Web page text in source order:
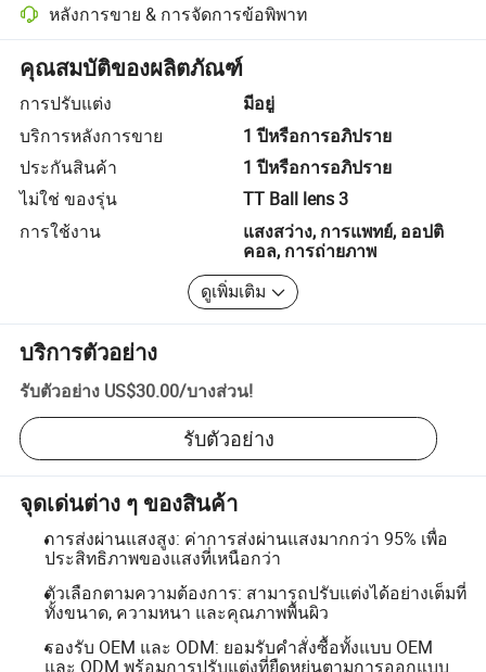
หลังการขาย & การจัดการข้อพิพาท
การแก้ไขข้อพิพาทที่ช่วยโดยแพลตฟอร์ม รวมถึงการคืนเงินหรือการคืน
คุณสมบัติของผลิตภัณฑ์
การปรับแต่ง
มีอยู่
บริการหลังการขาย
1 ปีหรือการอภิปราย
ประกันสินค้า
1 ปีหรือการอภิปราย
ไม่ใช่ ของรุ่น
TT Ball lens 3
การใช้งาน
แสงสว่าง, การแพทย์, ออปติ
คอล, การถ่ายภาพ
ดูเพิ่มเติม
บริการตัวอย่าง
รับตัวอย่าง US$30.00/บางส่วน!
รับตัวอย่าง
จุดเด่นต่าง ๆ ของสินค้า
การส่งผ่านแสงสูง: ค่าการส่งผ่านแสงมากกว่า 95% เพื่อ
ประสิทธิภาพของแสงที่เหนือกว่า
ตัวเลือกตามความต้องการ: สามารถปรับแต่งได้อย่างเต็มที่
ทั้งขนาด, ความหนา และคุณภาพพื้นผิว
รองรับ OEM และ ODM: ยอมรับคำสั่งซื้อทั้งแบบ OEM
และ ODM พร้อมการปรับแต่งที่ยืดหยุ่นตามการออกแบบ